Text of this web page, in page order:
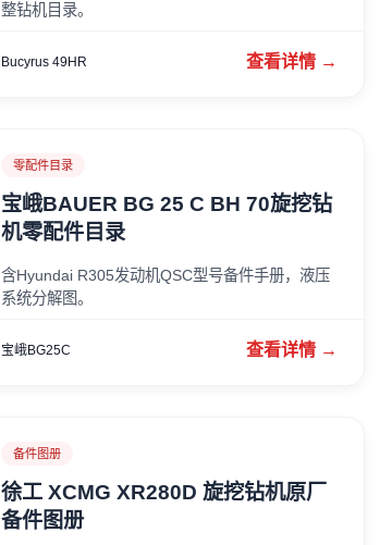
整钻机目录。
Bucyrus 49HR 查看详情 →
零配件目录
宝峨BAUER BG 25 C BH 70旋挖钻
机零配件目录
含Hyundai R305发动机QSC型号备件手册，液压
系统分解图。
宝峨BG25C 查看详情 →
备件图册
徐工 XCMG XR280D 旋挖钻机原厂
备件图册